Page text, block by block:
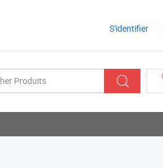
S'identifier